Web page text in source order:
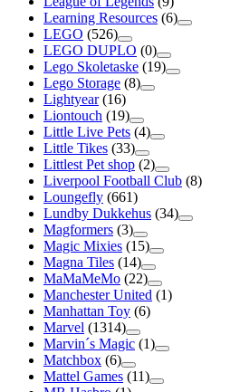
Learning Resources (6)
LEGO (526)
LEGO DUPLO (0)
Lego Skoletaske (19)
Lego Storage (8)
Lightyear (16)
Liontouch (19)
Little Live Pets (4)
Little Tikes (33)
Littlest Pet shop (2)
Liverpool Football Club (8)
Loungefly (661)
Lundby Dukkehus (34)
Magformers (3)
Magic Mixies (15)
Magna Tiles (14)
MaMaMeMo (22)
Manchester United (1)
Manhattan Toy (6)
Marvel (1314)
Marvin´s Magic (1)
Matchbox (6)
Mattel Games (11)